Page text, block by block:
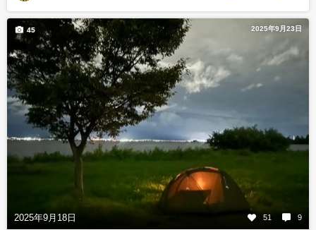
2025年9月23日
2025年9月18日 51 9
45